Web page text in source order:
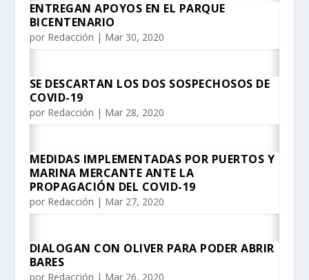
ENTREGAN APOYOS EN EL PARQUE
BICENTENARIO
por Redacción | Mar 30, 2020
SE DESCARTAN LOS DOS SOSPECHOSOS DE
COVID-19
por Redacción | Mar 28, 2020
MEDIDAS IMPLEMENTADAS POR PUERTOS Y
MARINA MERCANTE ANTE LA
PROPAGACIÓN DEL COVID-19
por Redacción | Mar 27, 2020
DIALOGAN CON OLIVER PARA PODER ABRIR
BARES
por Redacción | Mar 26, 2020